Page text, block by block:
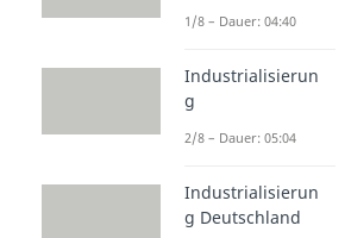
zum Beitrag:
In diesem Video
industrielle
sie die Welt
uns an, wie neue
Technologien die
1/8 – Dauer: 04:40
Industrialisierun
g
2/8 – Dauer: 05:04
Industrialisierun
g Deutschland